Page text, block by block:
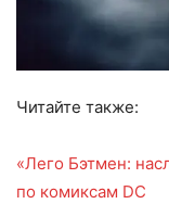
Читайте также:
«Лего Бэтмен:
по комиксам DC